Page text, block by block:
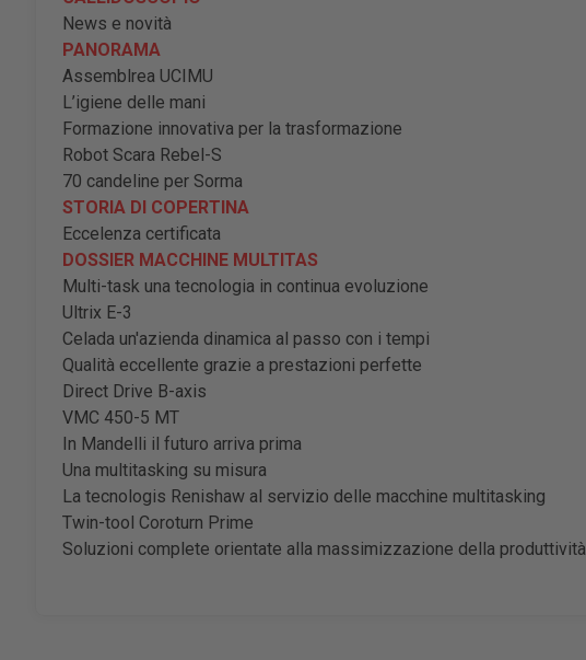
News e novità
PANORAMA
Assemblrea UCIMU
L’igiene delle mani
Formazione innovativa per la trasformazione
Robot Scara Rebel-S
70 candeline per Sorma
STORIA DI COPERTINA
Eccelenza certificata
DOSSIER MACCHINE MULTITAS
Multi-task una tecnologia in continua evoluzione
Ultrix E-3
Celada un'azienda dinamica al passo con i tempi
Qualità eccellente grazie a prestazioni perfette
Direct Drive B-axis
VMC 450-5 MT
In Mandelli il futuro arriva prima
Una multitasking su misura
La tecnologis Renishaw al servizio delle macchine multitasking
Twin-tool Coroturn Prime
Soluzioni complete orientate alla massimizzazione della produttività